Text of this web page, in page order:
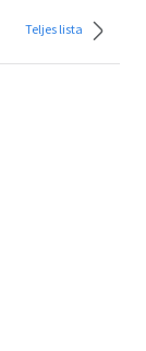
Teljes lista